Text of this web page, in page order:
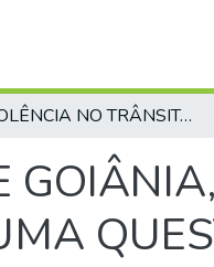
VIOLÊNCIA NO TRÂNSITO DE GOIÂNIA, PROVOCADA POR VEÍCULOS AUTOMOTORES: UMA QUESTÃO DE DIREITOS HUMANOS